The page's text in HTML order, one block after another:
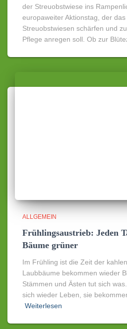
der Streuobstwiese ins
europaweiter Aktionstag, der
Streuobstwiesen schärfen und
Pflege anregen soll. Ob zur
ALLGEMEIN
Frühlingsaustrieb: Jeden
Bäume grüner
Im Frühling ist die Zeit der
Laubbäume bekommen wieder
Stämmen und Ästen tut sich
sich wieder Leben, sie
Weiterlesen